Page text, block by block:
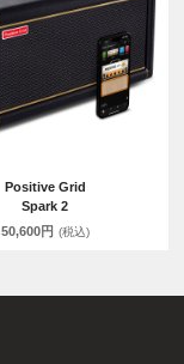
Positive Grid
Spark 2
50,600円 (税込)